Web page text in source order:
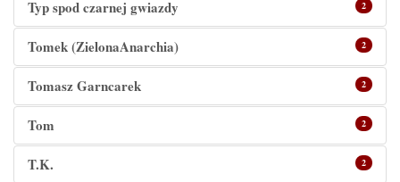
Typ spod czarnej gwiazdy 2
Tomek (ZielonaAnarchia) 2
Tomasz Garncarek 2
Tom 2
T.K. 2